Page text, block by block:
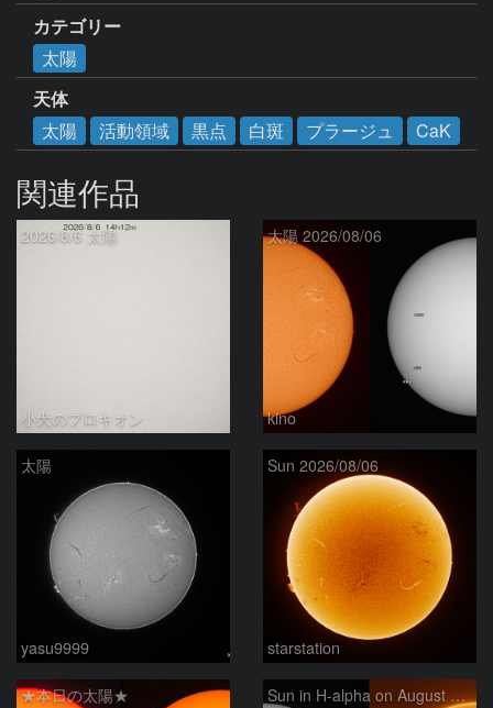
カテゴリー
太陽
天体
太陽
活動領域 黒点 白斑 プラージュ CaK
関連作品
2026/8/6 太陽
小犬のプロキオン
太陽 2026/08/06
kino
太陽
yasu9999
Sun 2026/08/06
starstation
★本日の太陽★ Sun in H-alpha on August 6, 2026